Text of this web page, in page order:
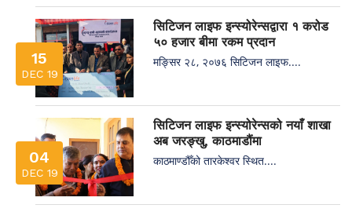
15
DEC 19
सिटिजन लाइफ इन्स्योरेन्सद्वारा १ करोड
५० हजार बीमा रकम प्रदान
मङ्सिर २८, २०७६ सिटिजन लाइफ....
04
DEC 19
सिटिजन लाइफ इन्स्योरेन्सको नयाँ शाखा
अब जरङ्खु, काठमाडौंमा
काठमाण्डौँको तारकेश्वर स्थित....